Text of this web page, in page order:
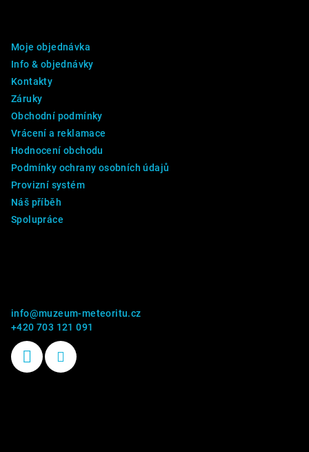
Moje objednávka
Info & objednávky
Kontakty
Záruky
Obchodní podmínky
Vrácení a reklamace
Hodnocení obchodu
Podmínky ochrany osobních údajů
Provizní systém
Náš příběh
Spolupráce
info@muzeum-meteoritu.cz
+420 703 121 091